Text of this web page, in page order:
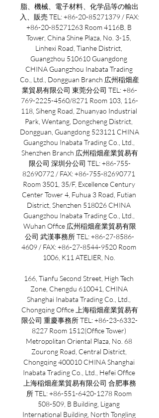
脂、機械、電子材料、化学品等の輸出
入、販売 TEL: +86-20-85271379 / FAX:
+86-20-85271263 Room 4116B, B
Tower, China Shine Plaza, No. 3-15,
Linhexi Road, Tianhe District,
Guangzhou 510610 Guangdong
CHINA Guangzhou Inabata Trading
Co., Ltd., Dongguan Branch 広州稲畑産
業貿易有限公司 東莞分公司 TEL: +86-
769-2225-4560/8271 Room 103, 116-
118, Siheng Road, Zhuanyao Industrial
Park, Wentang, Dongcheng District,
Dongguan, Guangdong 523121 CHINA
Guangzhou Inabata Trading Co., Ltd.,
Shenzhen Branch 広州稲畑産業貿易有
限公司 深圳分公司 TEL: +86-755-
82690772 / FAX: +86-755-82690771
Room 3501, 35/F, Excellence Century
Center Tower 4, Fuhua 3 Road, Futian
District, Shenzhen 518026 CHINA
Guangzhou Inabata Trading Co., Ltd.,
Wuhan Office 広州稲畑産業貿易有限
公司 武漢事務所 TEL: +86-27-8586-
4609 / FAX: +86-27-8544-9520 Room
1006, K11 ATELIER, No.
166, Tianfu Second Street, High Tech
Zone, Chengdu 610041, CHINA
Shanghai Inabata Trading Co., Ltd.,
Chongqing Office 上海稲畑産業貿易有
限公司 重慶事務所 TEL: +86-23-6332-
8227 Room 1512(Office Tower)
Metropolitan Oriental Plaza, No. 68
Zourong Road, Central District,
Chongqing 400010 CHINA Shanghai
Inabata Trading Co., Ltd., Hefei Office
上海稲畑産業貿易有限公司 合肥事務
所 TEL: +86-551-6420-1278 Room
508-509, B Building, Ligang
International Building, North Tongling